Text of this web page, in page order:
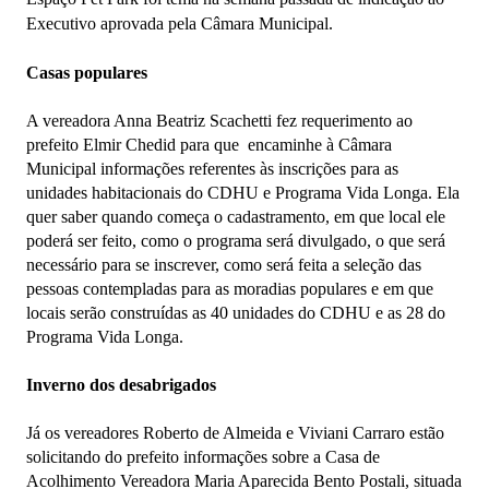
Executivo aprovada pela Câmara Municipal.
Casas populares
A vereadora Anna Beatriz Scachetti fez requerimento ao
prefeito Elmir Chedid para que encaminhe à Câmara
Municipal informações referentes às inscrições para as
unidades habitacionais do CDHU e Programa Vida Longa. Ela
quer saber quando começa o cadastramento, em que local ele
poderá ser feito, como o programa será divulgado, o que será
necessário para se inscrever, como será feita a seleção das
pessoas contempladas para as moradias populares e em que
locais serão construídas as 40 unidades do CDHU e as 28 do
Programa Vida Longa.
Inverno dos desabrigados
Já os vereadores Roberto de Almeida e Viviani Carraro estão
solicitando do prefeito informações sobre a Casa de
Acolhimento Vereadora Maria Aparecida Bento Postali, situada